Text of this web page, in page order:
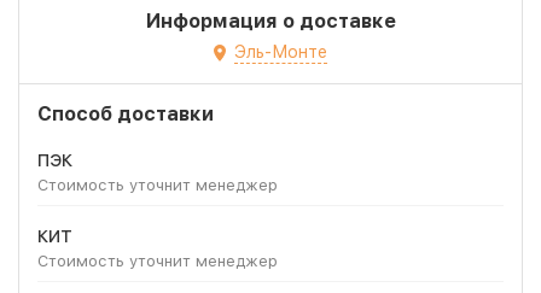
Информация о доставке
Эль-Монте
Способ доставки
ПЭК
Стоимость уточнит менеджер
КИТ
Стоимость уточнит менеджер